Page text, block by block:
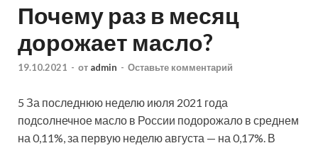
Почему раз в месяц
дорожает масло?
19.10.2021 - от admin - Оставьте комментарий
5 За последнюю неделю июля 2021 года
подсолнечное масло в России подорожало в среднем
на 0,11%, за первую неделю августа — на 0,17%. В